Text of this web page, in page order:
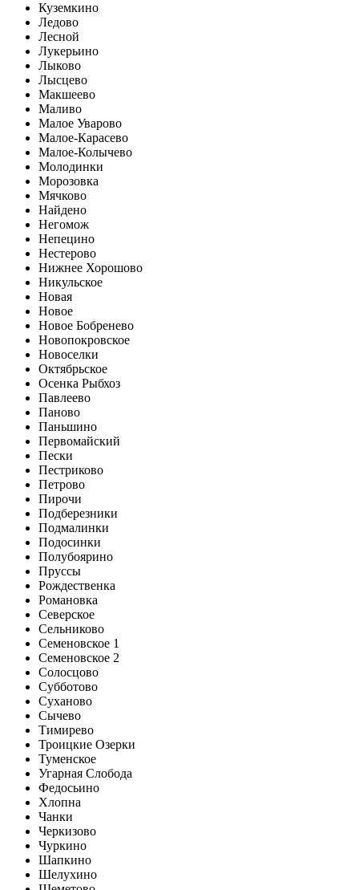
Куземкино
Ледово
Лесной
Лукерьино
Лыково
Лысцево
Макшеево
Маливо
Малое Уварово
Малое-Карасево
Малое-Колычево
Молодинки
Морозовка
Мячково
Найдено
Негомож
Непецино
Нестерово
Нижнее Хорошово
Никульское
Новая
Новое
Новое Бобренево
Новопокровское
Новоселки
Октябрьское
Осенка Рыбхоз
Павлеево
Паново
Паньшино
Первомайский
Пески
Пестриково
Петрово
Пирочи
Подберезники
Подмалинки
Подосинки
Полубоярино
Пруссы
Рождественка
Романовка
Северское
Сельниково
Семеновское 1
Семеновское 2
Солосцово
Субботово
Суханово
Сычево
Тимирево
Троицкие Озерки
Туменское
Угарная Слобода
Федосьино
Хлопна
Чанки
Черкизово
Чуркино
Шапкино
Шелухино